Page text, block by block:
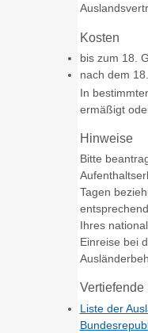
Kosten
bis zum 18.
nach dem
In
ermäßigt
Hinweise
Bitte
Tagen
Ihres
Einreise bei
Vertiefende
Liste der